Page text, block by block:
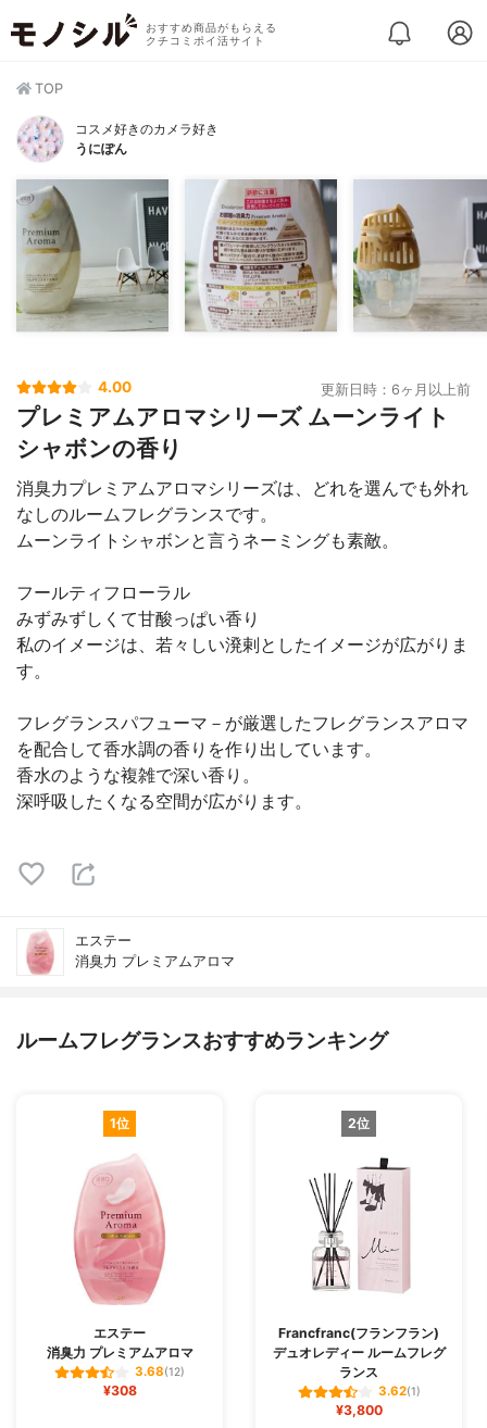
おすすめ商品がもらえる
クチコミポイ活サイト
TOP
コスメ好きのカメラ好き
うにぽん
4.00 更新日時：6ヶ月以上前
プレミアムアロマシリーズ ムーンライト
シャボンの香り
消臭力プレミアムアロマシリーズは、どれを選んでも外れ
なしのルームフレグランスです。
ムーンライトシャボンと言うネーミングも素敵。
フールティフローラル
みずみずしくて甘酸っぱい香り
私のイメージは、若々しい溌剌としたイメージが広がりま
す。
フレグランスパフューマ－が厳選したフレグランスアロマ
を配合して香水調の香りを作り出しています。
香水のような複雑で深い香り。
深呼吸したくなる空間が広がります。
エステー
消臭力 プレミアムアロマ
ルームフレグランスおすすめランキング
1位
エステー
消臭力 プレミアムアロマ
3.68(12)
¥308
2位
Francfranc(フランフラン)
デュオレディー ルームフレグ
ランス
3.62(1)
¥3,800